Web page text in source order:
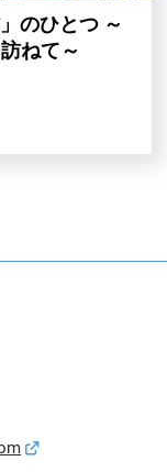
のひとつ ～
ねて～